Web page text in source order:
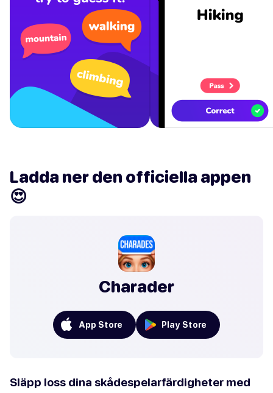
Ladda ner den officiella appen
😍
Charader
App Store Play Store
Släpp loss dina skådespelarfärdigheter med